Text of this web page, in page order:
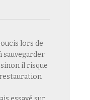
lors de
sauvegarder
il risque
restauration